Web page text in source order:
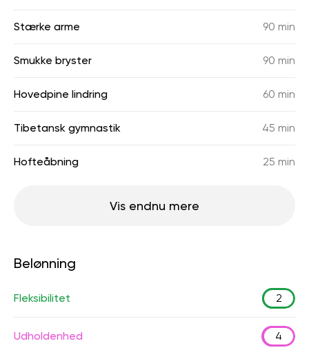
Stærke arme 90 min
Smukke bryster 90 min
Hovedpine lindring 60 min
Tibetansk gymnastik 45 min
Hofteåbning 25 min
Vis endnu mere
Belønning
Fleksibilitet 2
Udholdenhed 4